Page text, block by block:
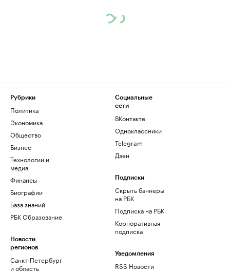
Рубрики
Политика
Экономика
Общество
Бизнес
Технологии и
медиа
Финансы
Биографии
База знаний
РБК Образование
Новости
регионов
Санкт-Петербург
и область
Социальные
сети
ВКонтакте
Одноклассники
Telegram
Дзен
Подписки
Скрыть баннеры
на РБК
Подписка на РБК
Корпоративная
подписка
Уведомления
RSS Новости